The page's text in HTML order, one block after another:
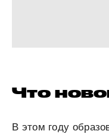
Что
В этом году